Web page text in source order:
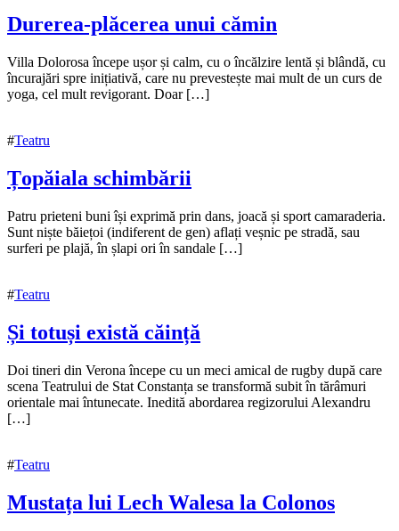
Durerea-plăcerea unui cămin
16
noiembrie
2021
Villa Dolorosa începe ușor și calm, cu o încălzire lentă și blândă, cu
încurajări spre inițiativă, care nu prevestește mai mult de un curs de
yoga, cel mult revigorant. Doar […]
#Teatru
Țopăiala schimbării
16
noiembrie
202116
Patru prieteni buni își exprimă prin dans, joacă și sport camaraderia.
Sunt niște băiețoi (indiferent de gen) aflați veșnic pe stradă, sau
surferi pe plajă, în șlapi ori în sandale […]
#Teatru
Și totuși există căință
16
noiembrie
202116
noiembrie
Doi tineri din Verona începe cu un meci amical de rugby după care
scena Teatrului de Stat Constanța se transformă subit în tărâmuri
orientale mai întunecate. Inedită abordarea regizorului Alexandru
[…]
#Teatru
Mustața lui Lech Walesa la Colonos